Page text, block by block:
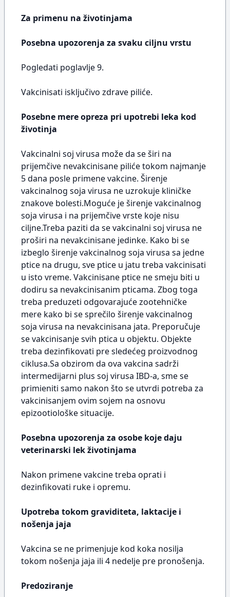
Za primenu na životinjama
Posebna upozorenja za svaku ciljnu vrstu
Pogledati poglavlje 9.
Vakcinisati isključivo zdrave piliće.
Posebne mere opreza pri upotrebi leka kod
životinja
Vakcinalni soj virusa može da se širi na
prijemčive nevakcinisane piliće tokom najmanje
5 dana posle primene vakcine. Širenje
vakcinalnog soja virusa ne uzrokuje kliničke
znakove bolesti.Moguće je širenje vakcinalnog
soja virusa i na prijemčive vrste koje nisu
ciljne.Treba paziti da se vakcinalni soj virusa ne
proširi na nevakcinisane jedinke. Kako bi se
izbeglo širenje vakcinalnog soja virusa sa jedne
ptice na drugu, sve ptice u jatu treba vakcinisati
u isto vreme. Vakcinisane ptice ne smeju biti u
dodiru sa nevakcinisanim pticama. Zbog toga
treba preduzeti odgovarajuće zootehničke
mere kako bi se sprečilo širenje vakcinalnog
soja virusa na nevakcinisana jata. Preporučuje
se vakcinisanje svih ptica u objektu. Objekte
treba dezinfikovati pre sledećeg proizvodnog
ciklusa.Sa obzirom da ova vakcina sadrži
intermedijarni plus soj virusa IBD-a, sme se
primieniti samo nakon što se utvrdi potreba za
vakcinisanjem ovim sojem na osnovu
epizootiološke situacije.
Posebna upozorenja za osobe koje daju
veterinarski lek životinjama
Nakon primene vakcine treba oprati i
dezinfikovati ruke i opremu.
Upotreba tokom graviditeta, laktacije i
nošenja jaja
Vakcina se ne primenjuje kod koka nosilja
tokom nošenja jaja ili 4 nedelje pre pronošenja.
Predoziranje